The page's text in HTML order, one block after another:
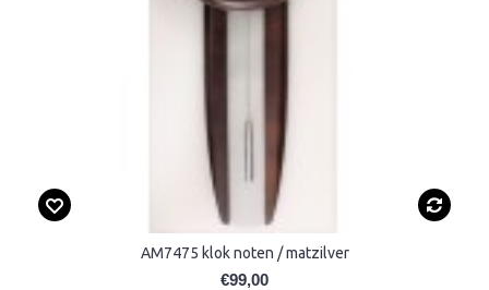
AM7475 klok noten / matzilver
€99,00